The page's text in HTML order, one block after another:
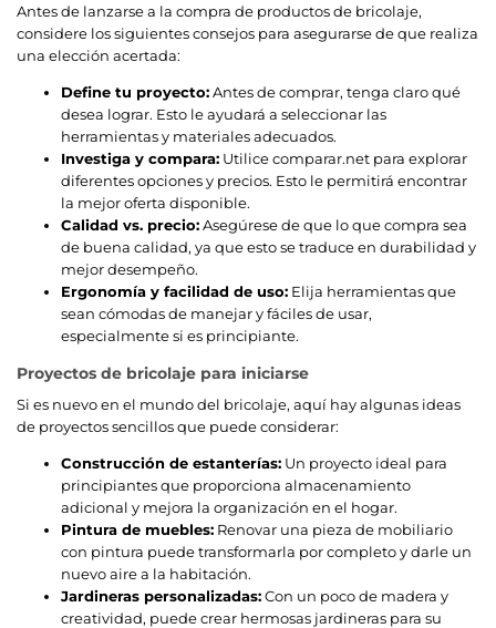
Antes de lanzarse a la compra de productos de bricolaje,
considere los siguientes consejos para asegurarse de que realiza
una elección acertada:
Define tu proyecto:Antes de comprar, tenga claro qué
desea lograr. Esto le ayudará a seleccionar las
herramientas y materiales adecuados.
Investiga y compara: Utilice comparar.net para explorar
diferentes opciones y precios. Esto le permitirá encontrar
la mejor oferta disponible.
Calidad vs. precio:Asegúrese de que lo que compra sea
de buena calidad, ya que esto se traduce en durabilidad y
mejor desempeño.
Ergonomía y facilidad de uso: Elija herramientas que
sean cómodas de manejar y fáciles de usar,
especialmente si es principiante.
Proyectos de bricolaje para iniciarse
Si es nuevo en el mundo del bricolaje, aquí hay algunas ideas
de proyectos sencillos que puede considerar:
Construcción de estanterías: Un proyecto ideal para
principiantes que proporciona almacenamiento
adicional y mejora la organización en el hogar.
Pintura de muebles: Renovar una pieza de mobiliario
con pintura puede transformarla por completo y darle un
nuevo aire a la habitación.
Jardineras personalizadas:Con un poco de madera y
creatividad, puede crear hermosas jardineras para su